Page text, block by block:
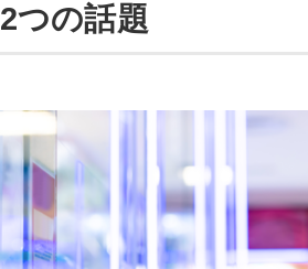
つの話題